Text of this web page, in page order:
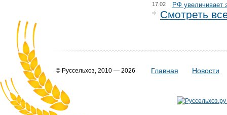
РФ увеличивает
17.02
Смотреть
© Руссельхоз, 2010 — 2026 Главная Новости